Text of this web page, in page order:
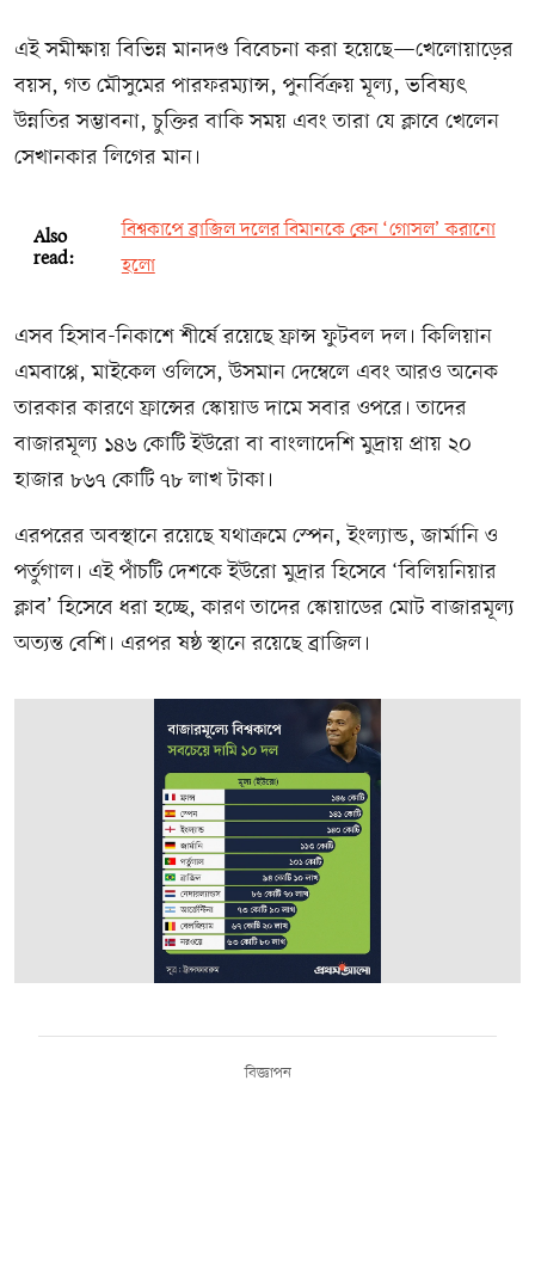
এই সমীক্ষায় বিভিন্ন মানদণ্ড বিবেচনা করা হয়েছে—খেলোয়াড়ের
বয়স, গত মৌসুমের পারফরম্যান্স, পুনর্বিক্রয় মূল্য, ভবিষ্যৎ
উন্নতির সম্ভাবনা, চুক্তির বাকি সময় এবং তারা যে ক্লাবে খেলেন
সেখানকার লিগের মান।
Also
read:
বিশ্বকাপে ব্রাজিল দলের বিমানকে কেন ‘গোসল’ করানো
হলো
এসব হিসাব-নিকাশে শীর্ষে রয়েছে ফ্রান্স ফুটবল দল। কিলিয়ান
এমবাপ্পে, মাইকেল ওলিসে, উসমান দেম্বেলে এবং আরও অনেক
তারকার কারণে ফ্রান্সের স্কোয়াড দামে সবার ওপরে। তাদের
বাজারমূল্য ১৪৬ কোটি ইউরো বা বাংলাদেশি মুদ্রায় প্রায় ২০
হাজার ৮৬৭ কোটি ৭৮ লাখ টাকা।
এরপরের অবস্থানে রয়েছে যথাক্রমে স্পেন, ইংল্যান্ড, জার্মানি ও
পর্তুগাল। এই পাঁচটি দেশকে ইউরো মুদ্রার হিসেবে ‘বিলিয়নিয়ার
ক্লাব’ হিসেবে ধরা হচ্ছে, কারণ তাদের স্কোয়াডের মোট বাজারমূল্য
অত্যন্ত বেশি। এরপর ষষ্ঠ স্থানে রয়েছে ব্রাজিল।
বিজ্ঞাপন